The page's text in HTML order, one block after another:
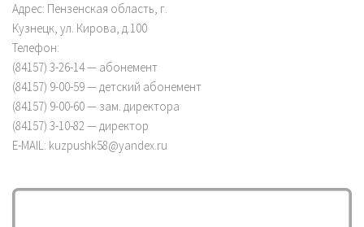
Адрес: Пензенская область, г.
Кузнецк, ул. Кирова, д.100
Телефон:
(84157) 3-26-14 — абонемент
(84157) 9-00-59 — детский абонемент
(84157) 9-00-60 — зам. директора
(84157) 3-10-82 — директор
E-MAIL: kuzpushk58@yandex.ru